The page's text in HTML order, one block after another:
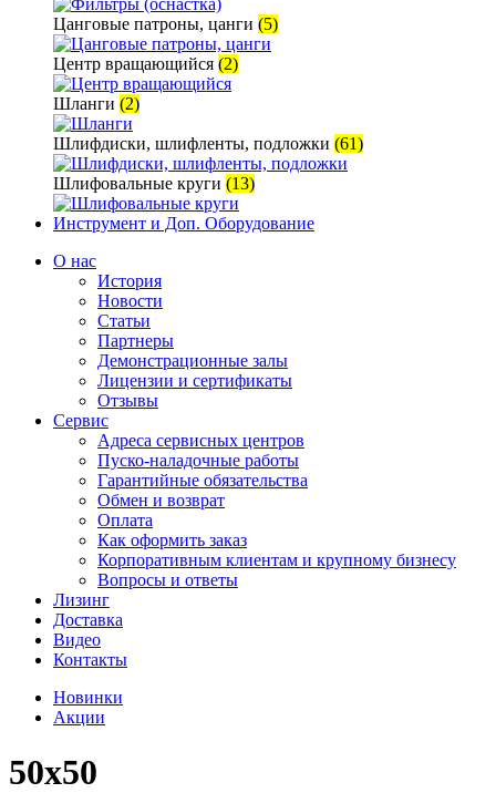
Цанговые патроны, цанги (5)
Центр вращающийся (2)
Шланги (2)
Шлифдиски, шлифленты, подложки (61)
Шлифовальные круги (13)
Инструмент и Доп. Оборудование
О нас
История
Новости
Статьи
Партнеры
Демонстрационные залы
Лицензии и сертификаты
Отзывы
Сервис
Адреса сервисных центров
Пуско-наладочные работы
Гарантийные обязательства
Обмен и возврат
Оплата
Как оформить заказ
Корпоративным клиентам и крупному бизнесу
Вопросы и ответы
Лизинг
Доставка
Видео
Контакты
Новинки
Акции
50х50